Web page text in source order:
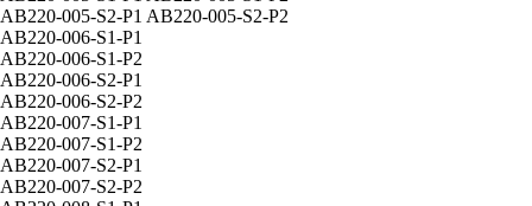
AB220-005-S2-P1 AB220-005-S2-P2
AB220-006-S1-P1
AB220-006-S1-P2
AB220-006-S2-P1
AB220-006-S2-P2
AB220-007-S1-P1
AB220-007-S1-P2
AB220-007-S2-P1
AB220-007-S2-P2